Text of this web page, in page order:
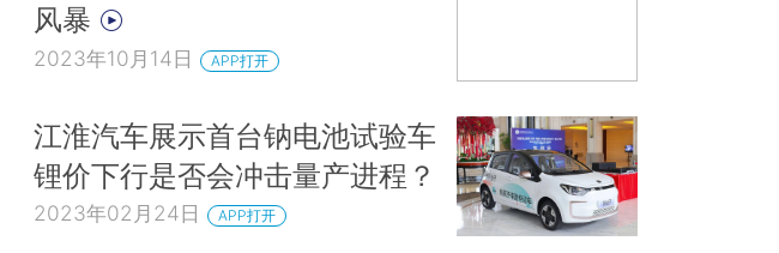
风暴
2023年10月14日 APP打开
江淮汽车展示首台钠电池试验车
锂价下行是否会冲击量产进程？
2023年02月24日 APP打开